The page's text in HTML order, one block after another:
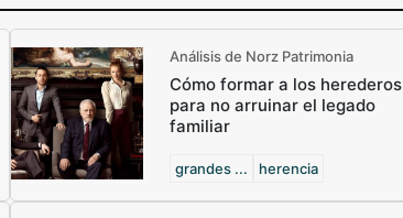
Análisis de Norz Patrimonia
Cómo formar a los herederos
para no arruinar el legado
familiar
grandes ... herencia